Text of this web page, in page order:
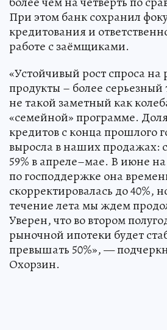
При этом банк сохранил
кредитования и
работе с заёмщиками.
«Устойчивый рост спроса
продукты – более серьезный
не такой заметный как
«семейной» программе.
кредитов с конца прошлого
выросла в наших продажах:
59% в апреле–мае. В июне
по господдержке она
скорректировалась до 40%,
течение лета мы ждем
Уверен, что во втором
рыночной ипотеки будет
превышать 50%», —
Охорзин.